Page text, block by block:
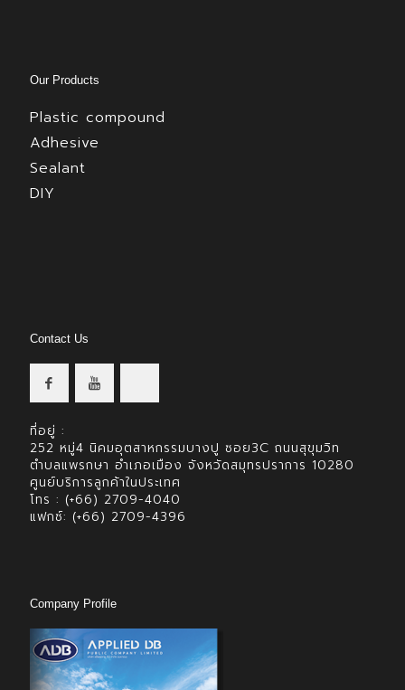
Our Products
Plastic compound
Adhesive
Sealant
DIY
Contact Us
ที่อยู่ :
252 หมู่4 นิคมอุตสาหกรรมบางปู ซอย3C ถนนสุขุมวิท
ตำบลแพรกษา อำเภอเมือง จังหวัดสมุทรปราการ 10280
ศูนย์บริการลูกค้าในประเทศ
โทร : (+66) 2709-4040
แฟกซ์: (+66) 2709-4396
Company Profile